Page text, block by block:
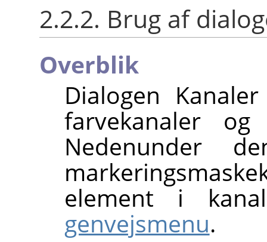
2.2.2. Brug af
Overblik
Dialogen
farvekanaler
Nedenunder
element i
genvejsmenu.